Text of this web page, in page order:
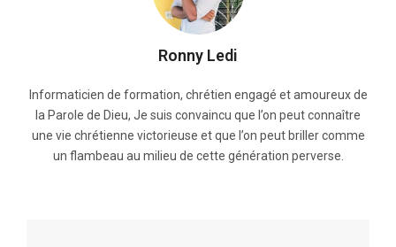
Ronny Ledi
Informaticien de formation, chrétien engagé et amoureux de
la Parole de Dieu, Je suis convaincu que l’on peut connaître
une vie chrétienne victorieuse et que l’on peut briller comme
un flambeau au milieu de cette génération perverse.